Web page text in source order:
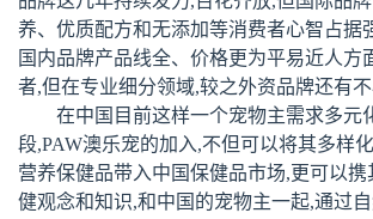
养、优质配方和无添加等消费者心智占据
国内品牌产品线全、价格更为平易近人方
者,但在专业细分领域,较之外资品牌还有不
在中国目前这样一个宠物主需求多元
段,PAW澳乐宠的加入,不但可以将其多样
营养保健品带入中国保健品市场,更可以
健观念和知识,和中国的宠物主一起,通过